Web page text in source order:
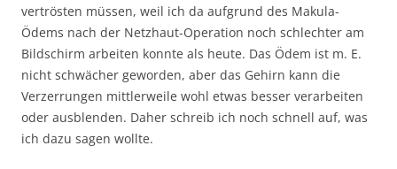
vertrösten müssen, weil ich da aufgrund des Makula-
Ödems nach der Netzhaut-Operation noch schlechter am
Bildschirm arbeiten konnte als heute. Das Ödem ist m. E.
nicht schwächer geworden, aber das Gehirn kann die
Verzerrungen mittlerweile wohl etwas besser verarbeiten
oder ausblenden. Daher schreib ich noch schnell auf, was
ich dazu sagen wollte.